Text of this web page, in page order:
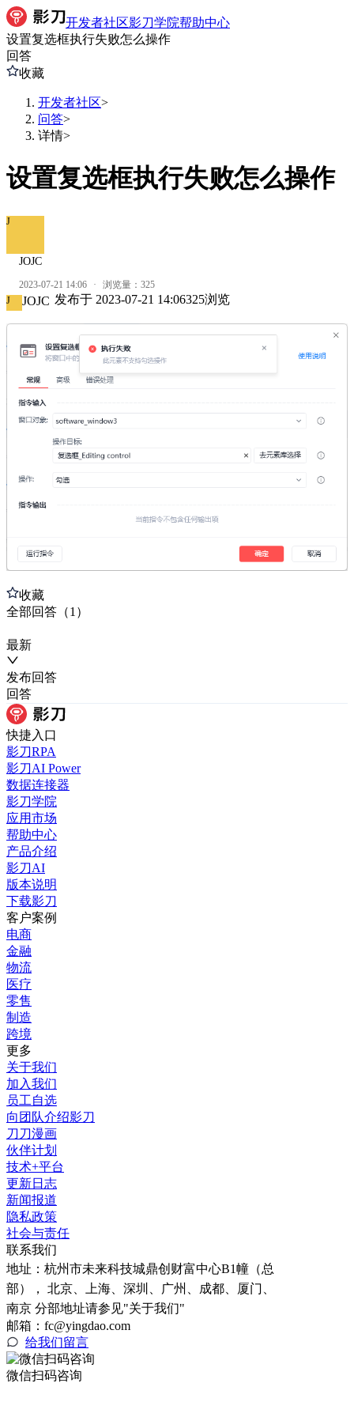
开发者社区影刀学院帮助中心
设置复选框执行失败怎么操作
回答
收藏
开发者社区>
问答>
详情>
设置复选框执行失败怎么操作
J
JOJC
2023-07-21 14:06 · 浏览量： 325
J
JOJC 发布于 2023-07-21 14:06325浏览
收藏
全部回答 （1 ）
最新
发布回答
回答
快捷入口
影刀RPA
影刀AI Power
数据连接器
影刀学院
应用市场
帮助中心
产品介绍
影刀AI
版本说明
下载影刀
客户案例
电商
金融
物流
医疗
零售
制造
跨境
更多
关于我们
加入我们
员工自选
向团队介绍影刀
刀刀漫画
伙伴计划
技术+平台
更新日志
新闻报道
隐私政策
社会与责任
联系我们
地址： 杭州市未来科技城鼎创财富中心B1幢（总
部）， 北京、上海、深圳、广州、成都、厦门、
南京 分部地址请参见"关于我们"
邮箱：fc@yingdao.com
给我们留言
微信扫码咨询